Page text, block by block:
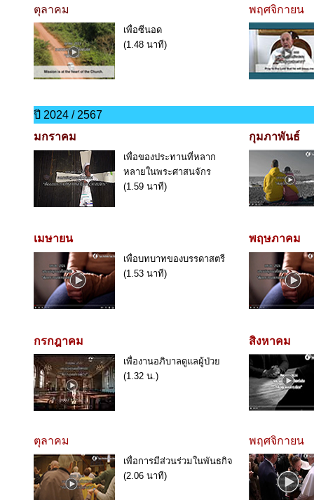
ตุลาคม พฤศจิกายน
เพื่อซีนอด
(1.48 นาที)
ปี 2024 / 2567
มกราคม
กุมภาพันธ์
เพื่อของประทานที่หลาก
หลายในพระศาสนจักร
(1.59 นาที)
เมษายน พฤษภาคม
เพื่อบทบาทของบรรดาสตรี
(1.53 นาที)
กรกฎาคม สิงหาคม
เพื่องานอภิบาลดูแลผู้ป่วย
(1.32 น.)
ตุลาคม พฤศจิกายน
เพื่อการมีส่วนร่วมในพันธกิจ
(2.06 นาที)